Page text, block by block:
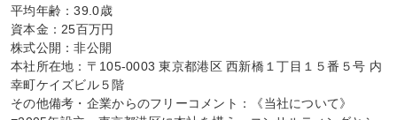
平均年齢：39.0歳
資本金：25百万円
株式公開：非公開
本社所在地：〒105-0003 東京都港区 西新橋１丁目１５番５号 内
幸町ケイズビル５階
その他備考・企業からのフリーコメント：《当社について》